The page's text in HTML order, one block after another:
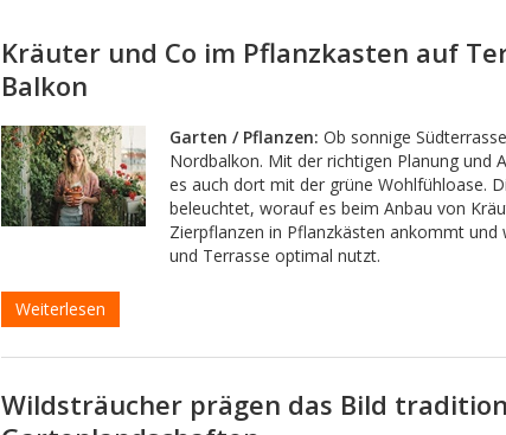
Kräuter und Co im Pflanzkasten auf
Balkon
Garten / Pflanzen: Ob sonnige
Nordbalkon. Mit der richtigen Planung und
es auch dort mit der grüne Wohlfühloase.
beleuchtet, worauf es beim Anbau von
Zierpflanzen in Pflanzkästen ankommt und
und Terrasse optimal nutzt.
Weiterlesen
Wildsträucher prägen das Bild